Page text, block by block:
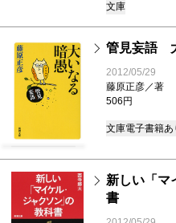
文庫
管見妄語
2012/05/29
藤原正彦／著
506円
文庫電子書籍あ
新しい「マ
書